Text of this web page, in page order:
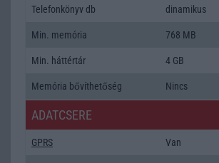
Telefonkönyv db dinamikus
Min. memória 768 MB
Min. háttértár 4 GB
Memória bővíthetőség Nincs
ADATCSERE
GPRS Van